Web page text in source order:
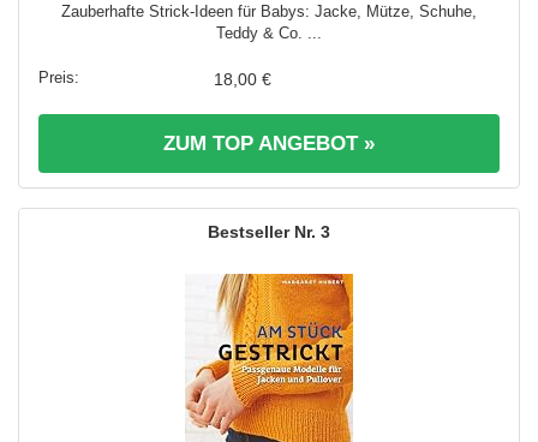
Zauberhafte Strick-Ideen für Babys: Jacke, Mütze, Schuhe,
Teddy & Co. ...
18,00 €
ZUM TOP ANGEBOT »
3